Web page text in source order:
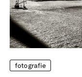
fotografie